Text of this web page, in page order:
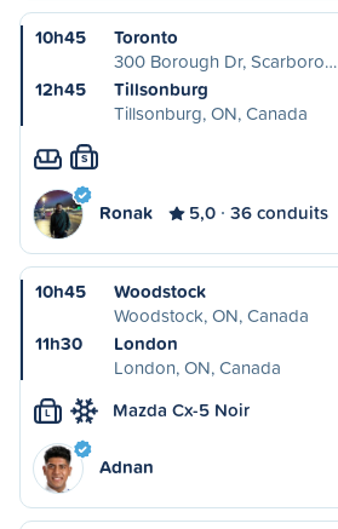
10h45
Toronto
300 Borough Dr, Scarboro…
12h45
Tillsonburg
Tillsonburg, ON, Canada
S
Ronak 5,0 36 conduits
10h45
Woodstock
Woodstock, ON, Canada
11h30
London
London, ON, Canada
L Mazda Cx-5 Noir
Adnan